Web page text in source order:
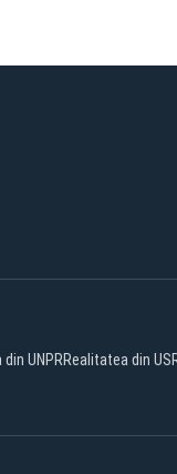
UNPRRealitatea din